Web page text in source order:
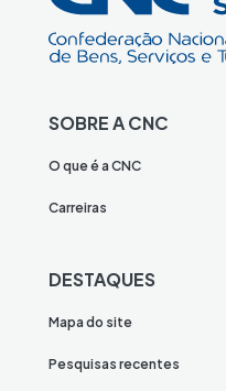
SOBRE A CNC
O que é a CNC
Carreiras
DESTAQUES
Mapa do site
Pesquisas recentes